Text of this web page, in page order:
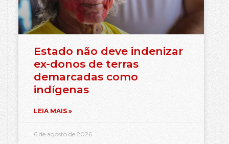
Estado não deve indenizar
ex-donos de terras
demarcadas como
indígenas
LEIA MAIS »
6 de agosto de 2026